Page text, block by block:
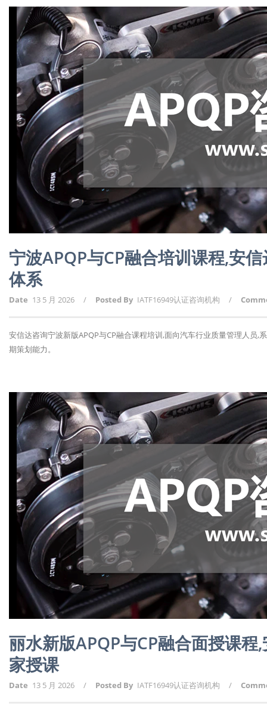
宁波APQP与CP融合培训课程,安
体系
Date 13 5 月 2026 / Posted By IATF16949认证咨询机构 /
安信达咨询宁波新版APQP与CP融合课程培训,面向汽车行业质量管理人员
期策划能力。
丽水新版APQP与CP融合面授课
家授课
Date 13 5 月 2026 / Posted By IATF16949认证咨询机构 /